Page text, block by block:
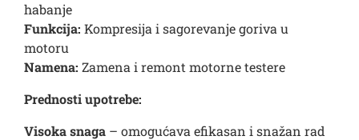
habanje
Funkcija: Kompresija i sagorevanje goriva u
motoru
Namena: Zamena i remont motorne testere
Prednosti upotrebe:
Visoka snaga – omogućava efikasan i snažan rad